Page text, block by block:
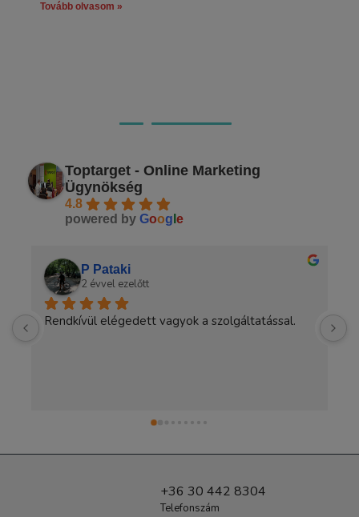
Tovább olvasom »
Toptarget - Online Marketing
Ügynökség
4.8
powered by Goog e
P Pataki
2 évvel ezelőtt
Rendkívül elégedett vagyok a szolgáltatással.
A
+36 30 442 8304
Telefonszám